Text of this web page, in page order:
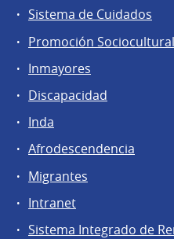
Sistema de Cuidados
Promoción Sociocultural
Inmayores
Discapacidad
Inda
Afrodescendencia
Migrantes
Intranet
Sistema Integrado de